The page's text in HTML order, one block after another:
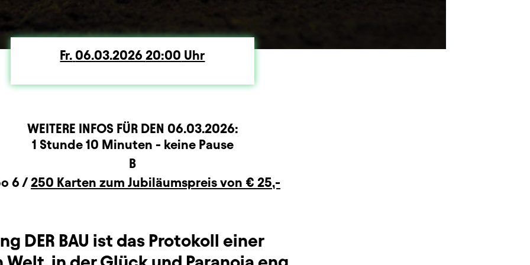
Fr. Freitag
06.03.202620:00 Uhr
WEITERE INFOS FÜR DEN 06.03.2026:
1 Stunde 10 Minuten - keine Pause
B
6 /250 Karten zum Jubiläumspreis von € 25,-
DER BAU ist das Protokoll einer